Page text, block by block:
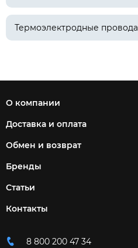
Термоэлектродные провода
О компании
Доставка и оплата
Обмен и возврат
Бренды
Статьи
Контакты
8 800 200 47 34